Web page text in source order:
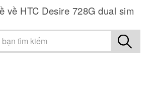
về HTC Desire 728G dual sim